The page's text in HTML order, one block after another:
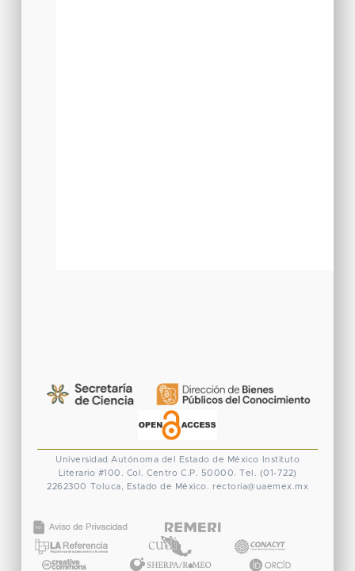
Universidad Autónoma del Estado de México
Instituto
Literario #100. Col. Centro C.P. 50000. Tel. (01-722)
2262300 Toluca, Estado de México. rectoria@uaemex.mx